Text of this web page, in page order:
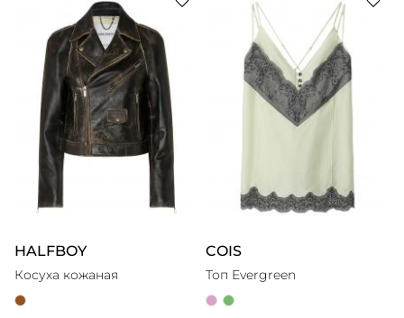
HALFBOY
Косуха кожаная
COIS
Топ Evergreen